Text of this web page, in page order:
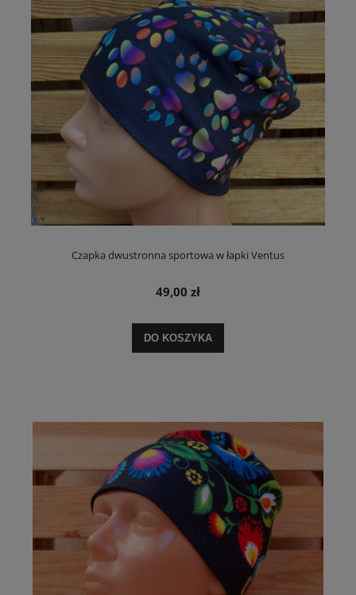
Czapka dwustronna sportowa w łapki Ventus
49,00 zł
DO KOSZYKA